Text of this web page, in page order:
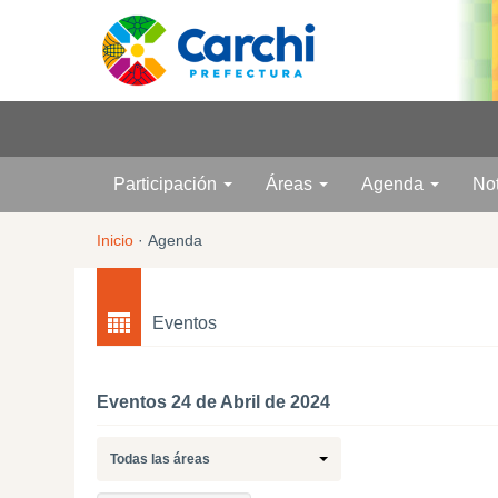
Participación Áreas Agenda
Inicio · Agenda
Eventos
Eventos 24 de Abril de 2024
Todas las áreas